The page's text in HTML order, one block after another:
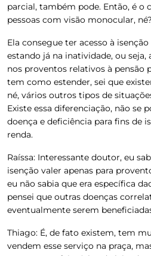
parcial, também pode. Então, é o
pessoas com visão monocular, né?
Ela consegue ter acesso à
estando já na inatividade, ou seja,
nos proventos relativos à pensão
tem como estender, sei que
né, vários outros tipos de
Existe essa diferenciação, não se
doença e deficiência para fins de
renda.
Raíssa: Interessante doutor, eu
isenção valer apenas para
eu não sabia que era específica
pensei que outras doenças
eventualmente serem
Thiago: É, de fato existem, tem
vendem esse serviço na praça,